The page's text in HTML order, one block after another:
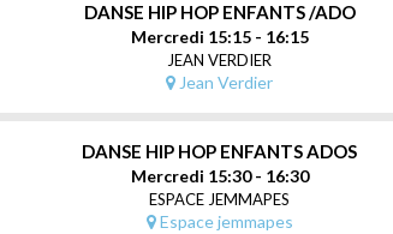
DANSE HIP HOP ENFANTS /ADO
Mercredi 15:15 - 16:15
JEAN VERDIER
Jean Verdier
DANSE HIP HOP ENFANTS ADOS
Mercredi 15:30 - 16:30
ESPACE JEMMAPES
Espace jemmapes